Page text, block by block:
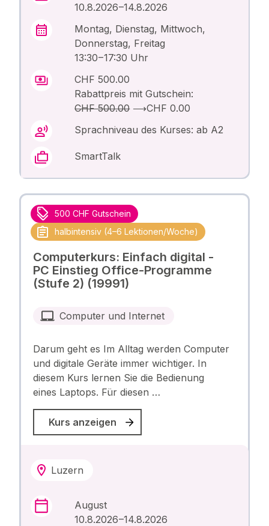
10.8.2026 –14.8.2026
Montag, Dienstag, Mittwoch,
Donnerstag, Freitag
13:30 – 17:30 Uhr
CHF 500.00
Rabattpreis mit Gutschein:
CHF 500.00⟶CHF 0.00
Sprachniveau des Kurses: ab A2
SmartTalk
500 CHF Gutschein
halbintensiv (4–6 Lektionen/Woche)
Computerkurs: Einfach digital -
PC Einstieg Office-Programme
(Stufe 2) (19991)
Computer und Internet
Darum geht es Im Alltag werden Computer
und digitale Geräte immer wichtiger. In
diesem Kurs lernen Sie die Bedienung
eines Laptops. Für diesen …
Kurs anzeigen
Luzern
August
10.8.2026 –14.8.2026